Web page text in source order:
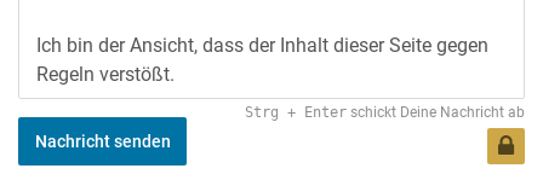
Strg + Enter schickt Deine Nachricht ab
Nachricht senden